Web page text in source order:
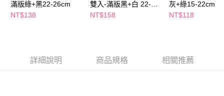
※ 交易是否成功請以「AFTEE先享後付 」之結帳頁面顯示為準，若有關於
是否繳費成功／繳費後需取消欲退款等相關疑問，請聯繫「AFTEE先享後付
易，需依本服務之必要範圍內提供個人資料，並將交易相關給付款項請求債
付款後萊爾富取貨
每筆NT$65，滿NT$490(含以上)免運費
滿版綠+黑22-26cm
NT$138
雙入-滿版黑+白 22-
26cm
NT$158
灰+綠15-22cm
NT$118
詳細說明 商品規格 相關推薦